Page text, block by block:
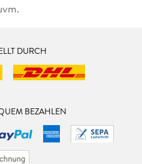
DURCH
BEZAHLEN